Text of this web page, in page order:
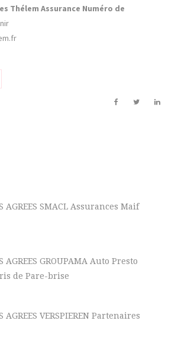
Thélem Assurance Numéro de
AGREES SMACL Assurances Maif
AGREES GROUPAMA Auto Presto
de Pare-brise
AGREES VERSPIEREN Partenaires